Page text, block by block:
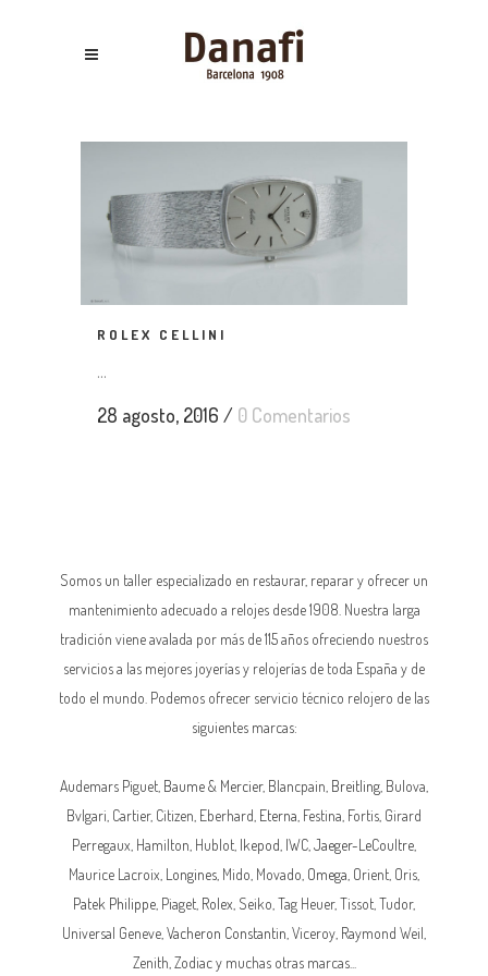
ROLEX CELLINI
...
28 agosto, 2016 / 0 Comentarios
Somos un taller especializado en restaurar, reparar y ofrecer un
mantenimiento adecuado a relojes desde 1908. Nuestra larga
tradición viene avalada por más de 115 años ofreciendo nuestros
servicios a las mejores joyerías y relojerías de toda España y de
todo el mundo. Podemos ofrecer servicio técnico relojero de las
siguientes marcas:
Audemars Piguet, Baume & Mercier, Blancpain, Breitling , Bulova,
Bvlgari, Cartier, Citizen, Eberhard, Eterna , Festina, Fortis, Girard
Perregaux, Hamilton, Hublot, Ikepod IWC Jaeger-LeCoultre
Maurice Lacroix, Longines , Mido, Movado, Omega , Orient, Oris,
Patek Philippe , Piaget, Rolex , Seiko, Tag Heuer, Tissot, Tudor,
Universal Geneve, Vacheron Constantin , Viceroy, Raymond Weil,
Zenith, Zodiac y muchas otras marcas...